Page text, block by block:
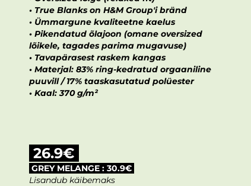
• True Blanks on H&M Group'i bränd
• Ümmargune kvaliteetne kaelus
• Pikendatud õlajoon (omane oversized
lõikele, tagades parima mugavuse)
• Tavapärasest raskem kangas
• Materjal: 83% ring-kedratud orgaaniline
puuvill / 17% taaskasutatud polüester
• Kaal: 370 g/m²
26.9€
GREY MELANGE : 30.9€
Lisandub käibemaks